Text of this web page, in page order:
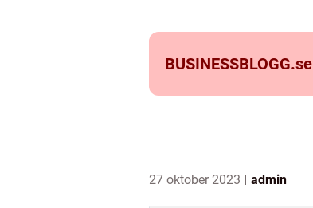
BUSINESSBLOGG.se
27 oktober 2023 admin